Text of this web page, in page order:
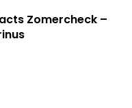
Zomercheck –